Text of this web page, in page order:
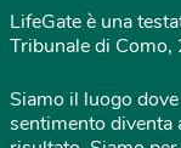
LifeGate è una
Tribunale di
Siamo il luogo
sentimento diventa